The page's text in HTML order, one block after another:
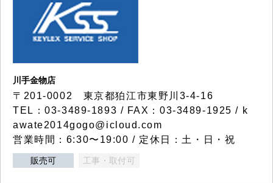
川手金物店
〒201-0002 東京都狛江市東野川3-4-16
TEL：03-3489-1893 / FAX：03-3489-1925 / k
awate2014gogo@icloud.com
営業時間：6:30〜19:00 / 定休日：土・日・祝
販売可 工事・取付可